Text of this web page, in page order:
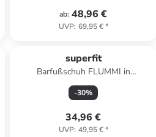
ab: 48,96 €
UVP: 69,95 €*
superfit
Barfußschuh FLUMMI in
Pink/Orange
-30%
34,96 €
UVP: 49,95 €*